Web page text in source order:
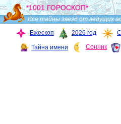
*1001 ГОРОСКОП*
Все тайны звезд от ведущих
Ежескоп
2026 год
Тайна имени Сонник